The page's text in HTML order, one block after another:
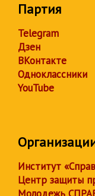
Партия
Telegram
Дзен
ВКонтакте
Одноклассники
YouTube
Институт
Центр защиты